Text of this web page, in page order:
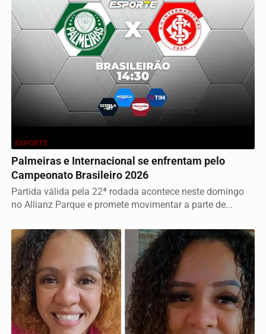
ESPORTE
Palmeiras e Internacional se enfrentam pelo
Campeonato Brasileiro 2026
Partida válida pela 22ª rodada acontece neste domingo
no Allianz Parque e promete movimentar a parte de...